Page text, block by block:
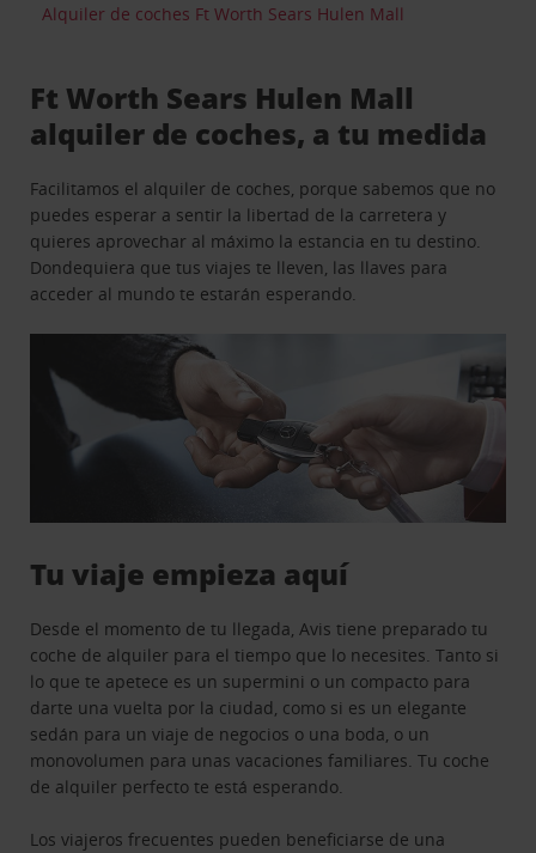
Alquiler de coches Ft Worth Sears Hulen Mall
Ft Worth Sears Hulen Mall
alquiler de coches, a tu medida
Facilitamos el alquiler de coches, porque sabemos que no
puedes esperar a sentir la libertad de la carretera y
quieres aprovechar al máximo la estancia en tu destino.
Dondequiera que tus viajes te lleven, las llaves para
acceder al mundo te estarán esperando.
Tu viaje empieza aquí
Desde el momento de tu llegada, Avis tiene preparado tu
coche de alquiler para el tiempo que lo necesites. Tanto si
lo que te apetece es un supermini o un compacto para
darte una vuelta por la ciudad, como si es un elegante
sedán para un viaje de negocios o una boda, o un
monovolumen para unas vacaciones familiares. Tu coche
de alquiler perfecto te está esperando.
Los viajeros frecuentes pueden beneficiarse de una